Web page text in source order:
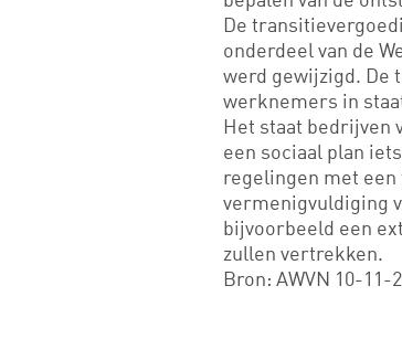
De
onderdeel van de
werd gewijzigd. De
werknemers in
Het staat bedrijven
een sociaal plan
regelingen met
vermenigvuldiging
bijvoorbeeld een
zullen vertrekken.
Bron: AWVN 10-11-